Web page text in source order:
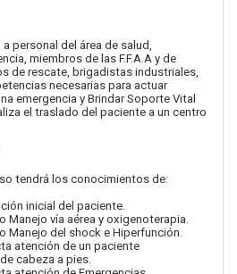
personal del área de salud,
miembros de las F.F.A.A y de
de rescate, brigadistas industriales,
necesarias para actuar
emergencia y Brindar Soporte Vital
el traslado del paciente a un centro
tendrá los conocimientos de:
inicial del paciente.
Manejo vía aérea y oxigenoterapia.
Manejo del shock e Hiperfunción.
atención de un paciente
cabeza a pies.